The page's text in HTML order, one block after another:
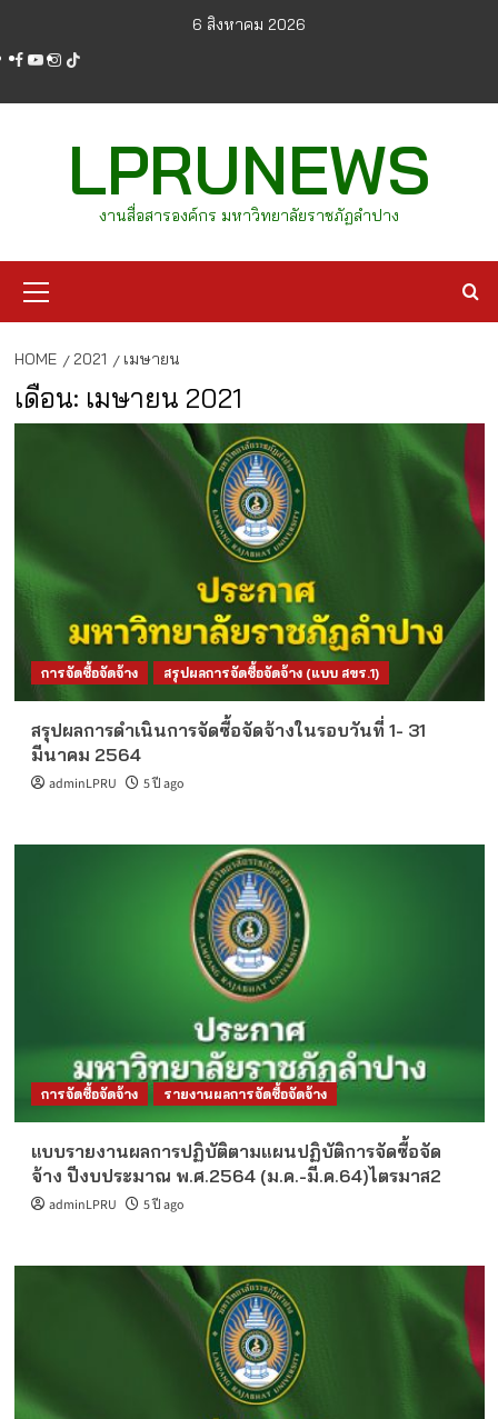
content
6 สิงหาคม 2026
facebook
youtube
instagram
tiktok
LPRUNEWS
งานสื่อสารองค์กร มหาวิทยาลัยราชภัฏลำปาง
Menu
HOME 2021 เมษายน
เดือน: เมษายน 2021
การจัดซื้อจัดจ้าง สรุปผลการจัดซื้อจัดจ้าง (แบบ สขร.1)
สรุปผลการดำเนินการจัดซื้อจัดจ้างในรอบวันที่ 1- 31
มีนาคม 2564
adminLPRU 5 ปี ago
การจัดซื้อจัดจ้าง รายงานผลการจัดซื้อจัดจ้าง
แบบรายงานผลการปฏิบัติตามแผนปฏิบัติการจัดซื้อจัด
จ้าง ปีงบประมาณ พ.ศ.2564 (ม.ค.-มี.ค.64)ไตรมาส2
adminLPRU 5 ปี ago